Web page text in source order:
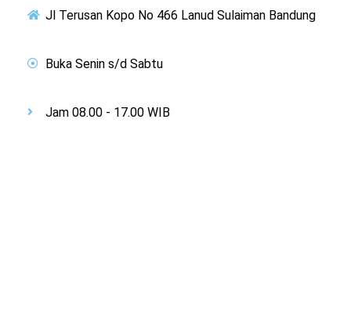
Jl Terusan Kopo No 466 Lanud Sulaiman Bandung
Buka Senin s/d Sabtu
Jam 08.00 - 17.00 WIB